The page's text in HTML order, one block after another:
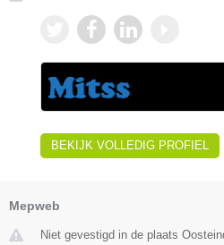
BEKIJK VOLLEDIG PROFIEL
Mepweb
Niet gevestigd in de plaats